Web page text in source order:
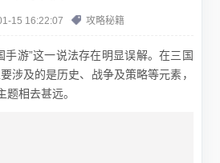
15 16:22:07 攻略秘籍
手游”这一说法存在明显误解。在三国
涉及的是历史、战争及策略等元素，
题相去甚远。